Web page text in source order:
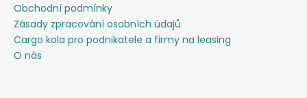
Obchodní podmínky
Zásady zpracování osobních údajů
Cargo kola pro podnikatele a firmy na leasing
O nás